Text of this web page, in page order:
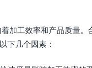
加工效率和产品质量
下几个因素：